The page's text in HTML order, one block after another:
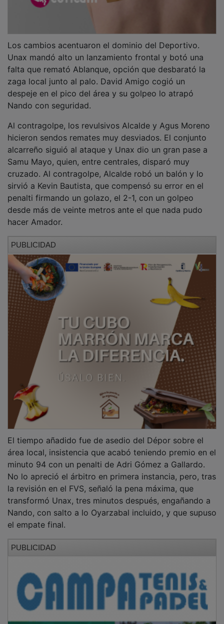
hacer Amador.
El tiempo añadido fue de asedio del Dépor sobre el
minuto 94 con un penalti de Adri Gómez a Gallardo.
No lo apreció el árbitro en primera instancia, pero, tras
la revisión en el FVS, señaló la pena máxima, que
transformó Unax, tres minutos después, engañando a
Nando, con salto a lo Oyarzabal incluido, y que supuso
el empate final.
PUBLICIDAD
cuatro partidos sin ganar el próximo sábado, a las
18:30 horas, ante el ya descendido Arenteiro.
LA FICHA